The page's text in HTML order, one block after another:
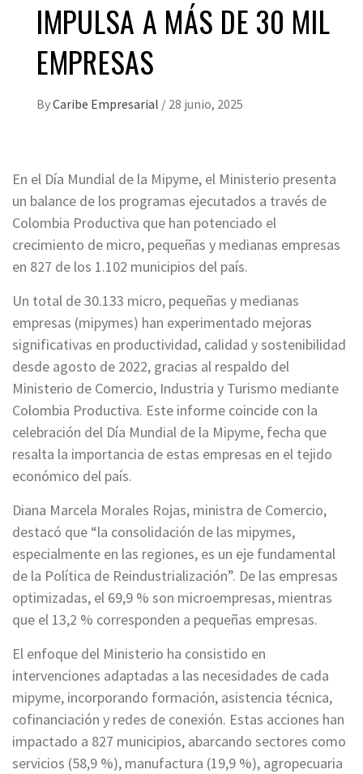
IMPULSA A MÁS DE 30 MIL
EMPRESAS
ByCaribe Empresarial / 28 junio, 2025
En el Día Mundial de la Mipyme, el Ministerio presenta
un balance de los programas ejecutados a través de
Colombia Productiva que han potenciado el
crecimiento de micro, pequeñas y medianas empresas
en 827 de los 1.102 municipios del país.
Un total de 30.133 micro, pequeñas y medianas
empresas (mipymes) han experimentado mejoras
significativas en productividad, calidad y sostenibilidad
desde agosto de 2022, gracias al respaldo del
Ministerio de Comercio, Industria y Turismo mediante
Colombia Productiva. Este informe coincide con la
celebración del Día Mundial de la Mipyme, fecha que
resalta la importancia de estas empresas en el tejido
económico del país.
Diana Marcela Morales Rojas, ministra de Comercio,
destacó que “la consolidación de las mipymes,
especialmente en las regiones, es un eje fundamental
de la Política de Reindustrialización”. De las empresas
optimizadas, el 69,9 % son microempresas, mientras
que el 13,2 % corresponden a pequeñas empresas.
El enfoque del Ministerio ha consistido en
intervenciones adaptadas a las necesidades de cada
mipyme, incorporando formación, asistencia técnica,
cofinanciación y redes de conexión. Estas acciones han
impactado a 827 municipios, abarcando sectores como
servicios (58,9 %), manufactura (19,9 %), agropecuaria